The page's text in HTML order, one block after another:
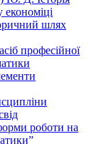
економіці
шлях
професійної
роботи на